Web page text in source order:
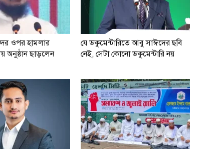
ওপর হামলার
অনুষ্ঠান ছাড়লেন
যে ডকুমেন্টারিতে আবু সাঈদের ছবি
নেই, সেটা কোনো ডকুমেন্টারি নয়